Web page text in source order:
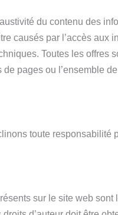
du contenu des
causés par l’accès aux
Toutes les offres
pages ou l’ensemble
toute responsabilité
sur le site web